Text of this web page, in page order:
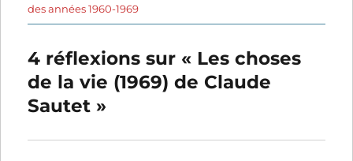
le
des années 1960-1969
4 réflexions sur « Les choses
de la vie (1969) de Claude
Sautet »